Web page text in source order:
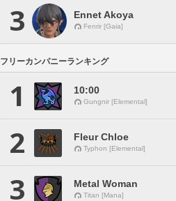
3 Ennet Akoya
Fenrir [Gaia]
フリーカンパニーランキング
1 10:00
Gungnir [Elemental]
2 Fleur Chloe
Typhon [Elemental]
3 Metal Woman
Titan [Mana]